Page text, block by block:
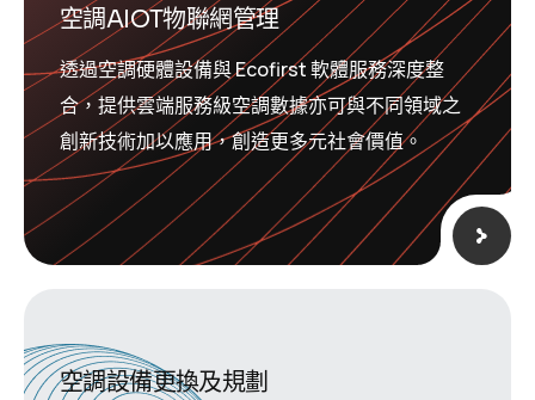
空調AIOT物聯網管理
透過空調硬體設備與 Ecofirst 軟體服務深度整
合，提供雲端服務級空調數據亦可與不同領域之
創新技術加以應用，創造更多元社會價值。
空調設備更換及規劃